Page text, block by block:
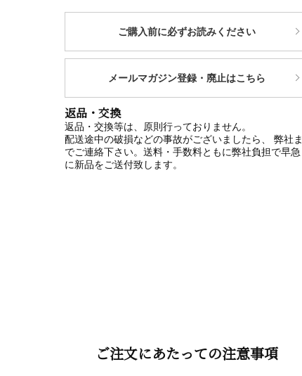
ご購入前に必ずお読みください
メールマガジン登録・廃止はこちら
返品・交換
返品・交換等は、原則行っておりません。
配送途中の破損などの事故がございましたら、 弊社ま
でご連絡下さい。送料・手数料ともに弊社負担で早急
に新品をご送付致します。
ご注文にあたっての注意事項